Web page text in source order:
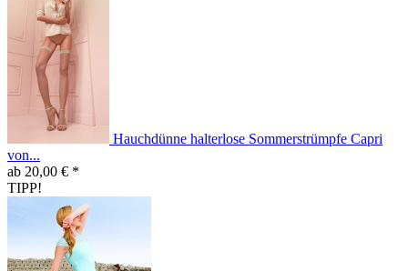
Hauchdünne halterlose Sommerstrümpfe Capri
von...
ab 20,00 € *
TIPP!